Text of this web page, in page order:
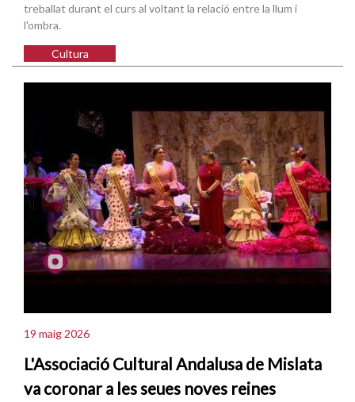
treballat durant el curs al voltant la relació entre la llum i
l'ombra.
Cultura
19 maig 2026
L'Associació Cultural Andalusa de Mislata
va coronar a les seues noves reines